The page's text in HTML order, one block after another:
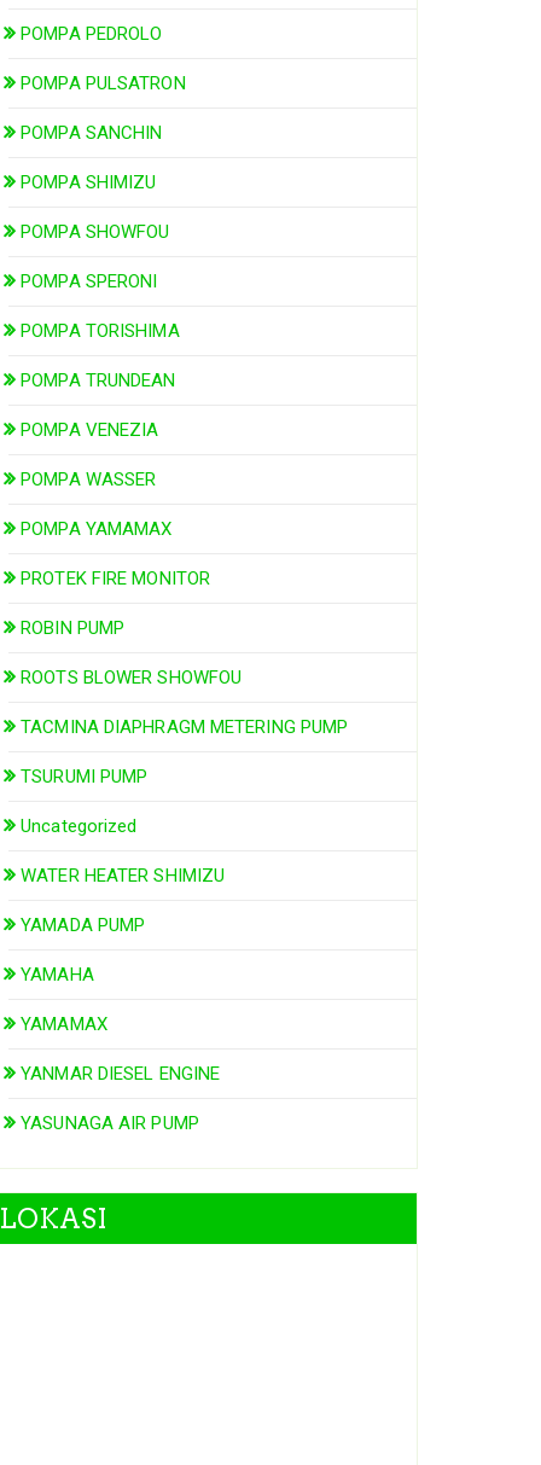
POMPA PEDROLO
POMPA PULSATRON
POMPA SANCHIN
POMPA SHIMIZU
POMPA SHOWFOU
POMPA SPERONI
POMPA TORISHIMA
POMPA TRUNDEAN
POMPA VENEZIA
POMPA WASSER
POMPA YAMAMAX
PROTEK FIRE MONITOR
ROBIN PUMP
ROOTS BLOWER SHOWFOU
TACMINA DIAPHRAGM METERING PUMP
TSURUMI PUMP
Uncategorized
WATER HEATER SHIMIZU
YAMADA PUMP
YAMAHA
YAMAMAX
YANMAR DIESEL ENGINE
YASUNAGA AIR PUMP
LOKASI